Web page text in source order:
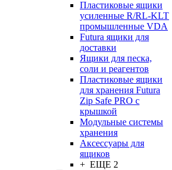
Пластиковые ящики
усиленные R/RL-KLT
промышленные VDA
Futura ящики для
доставки
Ящики для песка,
соли и реагентов
Пластиковые ящики
для хранения Futura
Zip Safe PRO с
крышкой
Модульные системы
хранения
Аксессуары для
ящиков
+ ЕЩЕ 2